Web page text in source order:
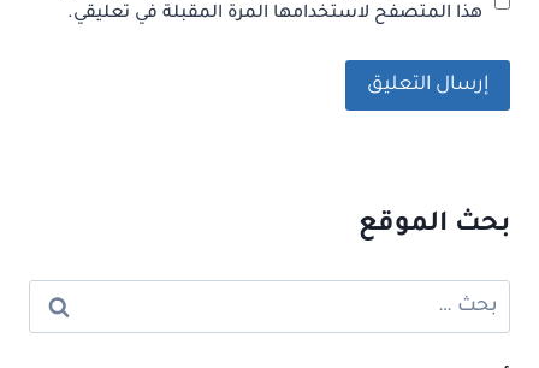
هذا المتصفح لاستخدامها المرة المقبلة في تعليقي.
بحث الموقع
البحث
عن: